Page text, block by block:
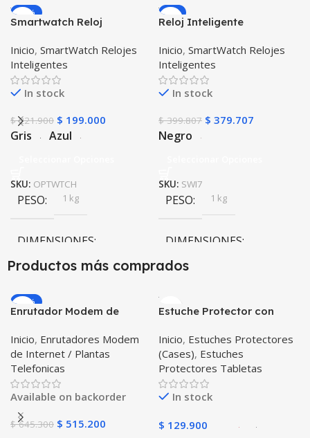
-10%
Smartwatch Reloj
WATCH™ (KW37 PRO) Mide
Temperatura Presión
Arterial y Ritmo Cardíaco
Inicio, SmartWatch Relojes
Inteligentes
In stock
$221.900 $ 199.000
Gris Azul
SKU: OPTWTCH
PESO 1 kg
DIMENSIONES
COLOR
Gris,Negro , Azul ,Rosa
-5%
Reloj Inteligente
Incluye Pulso y Estuche
protector – GPS
Inicio, SmartWatch Relojes
Inteligentes
In stock
$399.807 $ 379.707
Negro
SKU: SWI7
PESO 1 kg
DIMENSIONES
COLOR Negro ,Rosa
PULSO ADICIONAL
Goma , Metalizado
Productos más comprados
-20%
Enrutador Modem de
Libre Todo Operador 4G
LTE SIMCARD
Inicio, Enrutadores Modem
de Internet / Plantas
Telefonicas
Available on backorder
$645.300 $ 515.200
Estuche Protector con
Tablet Samsung Galaxy
Tab A8 10.5 2021 – 2022
SM-x200 SM-x205 Anti
golpes con soporte
Inicio, Estuches Protectores
(Cases), Estuches
Protectores Tabletas
In stock
$ 129.900